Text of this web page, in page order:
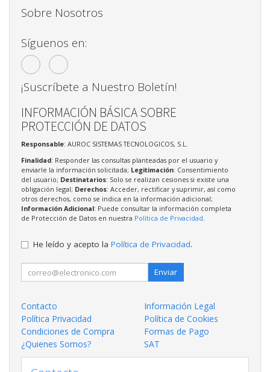
Sobre Nosotros
Síguenos en:
¡Suscríbete a Nuestro Boletín!
INFORMACIÓN BÁSICA SOBRE
PROTECCIÓN DE DATOS
Responsable: AUROC SISTEMAS TECNOLOGICOS, S.L.
Finalidad: Responder las consultas planteadas por el usuario y
enviarle la información solicitada; Legitimación: Consentimiento
del usuario; Destinatarios: Solo se realizan cesiones si existe una
obligación legal; Derechos: Acceder, rectificar y suprimir, así como
otros derechos, como se indica en la información adicional;
Información Adicional: Puede consultar la información completa
de Protección de Datos en nuestra Política de Privacidad
He leído y acepto la Política de Privacidad.
Enviar
Contacto
Información Legal
Política Privacidad
Política de Cookies
Condiciones de Compra
Formas de Pago
¿Quienes Somos?
SAT